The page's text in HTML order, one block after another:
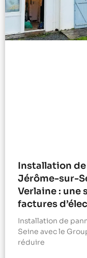
Installation
Jérôme-sur-
Verlaine : une
factures
Installation de
Seine avec le
réduire